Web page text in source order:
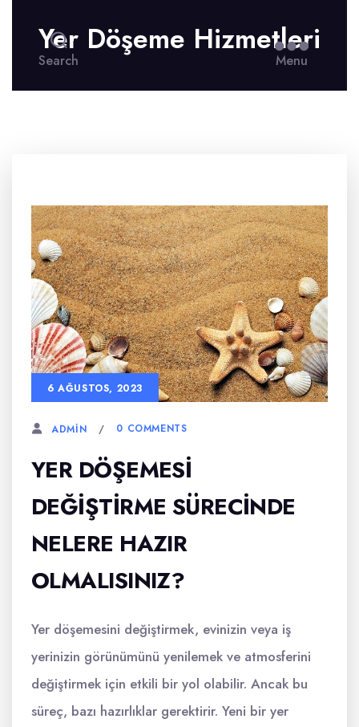
Search
Yer Döşeme Hizmetleri
Menu
6 AĞUSTOS, 2023
ADMIN 0 COMMENTS
YER DÖŞEMESI
DEĞIŞTIRME SÜRECINDE
NELERE HAZIR
OLMALISINIZ?
Yer döşemesini değiştirmek, evinizin veya iş
yerinizin görünümünü yenilemek ve atmosferini
değiştirmek için etkili bir yol olabilir. Ancak bu
süreç, bazı hazırlıklar gerektirir. Yeni bir yer